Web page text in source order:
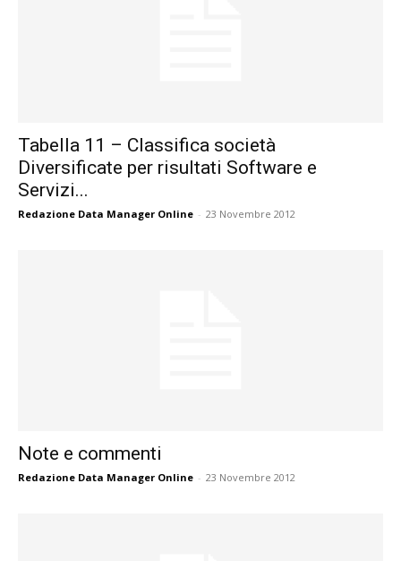
Tabella 11 – Classifica società
Diversificate per risultati Software e
Servizi...
Redazione Data Manager Online - 23 Novembre 2012
Note e commenti
Redazione Data Manager Online - 23 Novembre 2012